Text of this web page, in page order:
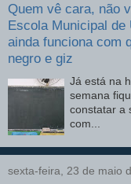
Quem vê cara, não
Escola Municipal de
ainda funciona com
negro e giz
Já está na
semana
constatar a
com...
sexta-feira, 23 de maio